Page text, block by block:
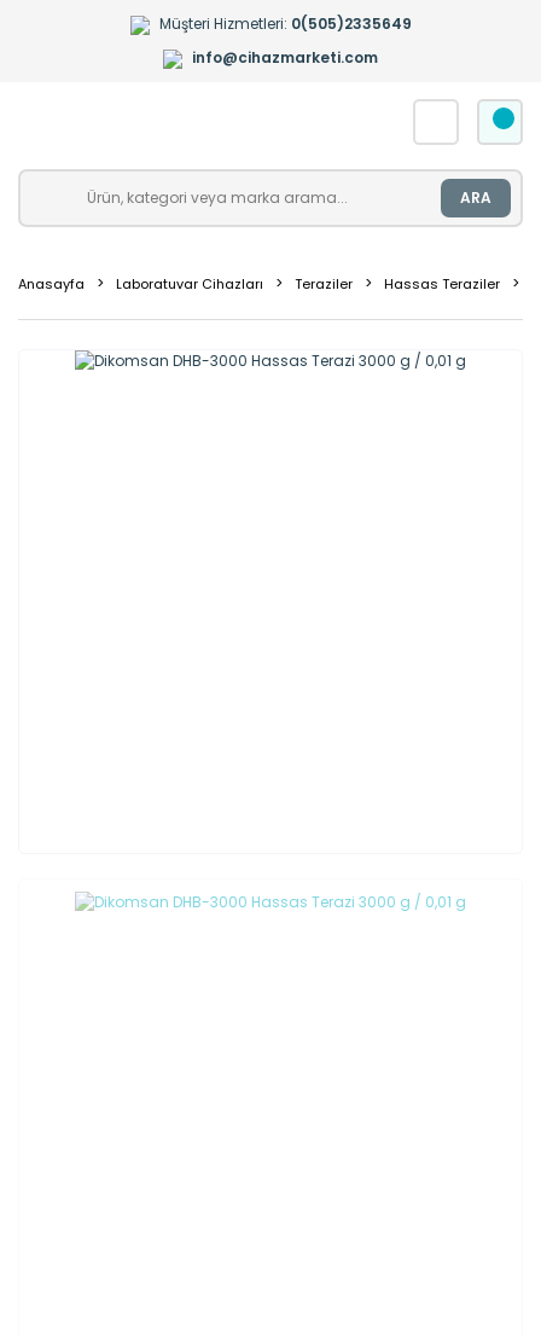
Müşteri Hizmetleri: 0(505)2335649
info@cihazmarketi.com
ARA
Anasayfa Laboratuvar Cihazları Teraziler Hassas Teraziler